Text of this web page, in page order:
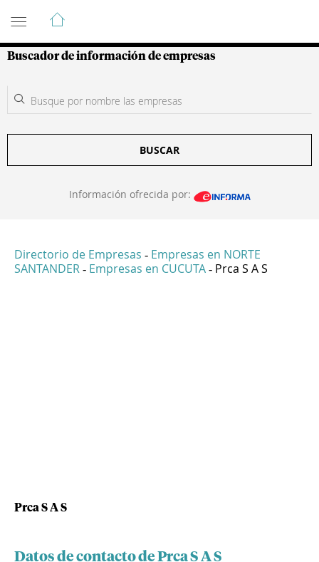
Guía de Empresas Colombianas
Buscador de información de empresas
BUSCAR
Información ofrecida por:
Directorio de Empresas - Empresas en NORTE
SANTANDER - Empresas en CUCUTA - Prca S A S
Prca S A S
Datos de contacto de Prca S A S